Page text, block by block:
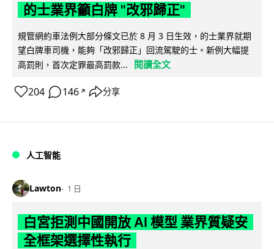
的士業界籲白牌 "改邪歸正"
規管網約車法例大部分條文已於 8 月 3 日生效，的士業界就期
望白牌車司機，能夠「改邪歸正」回流駕駛的士。新例大幅提
高罰則，首次定罪最高罰款...
閱讀全文
204 146 ↗ 分享
人工智能
Lawton 1 日
白宮拒測中國開放 AI 模型 業界質疑安
全框架選擇性執行